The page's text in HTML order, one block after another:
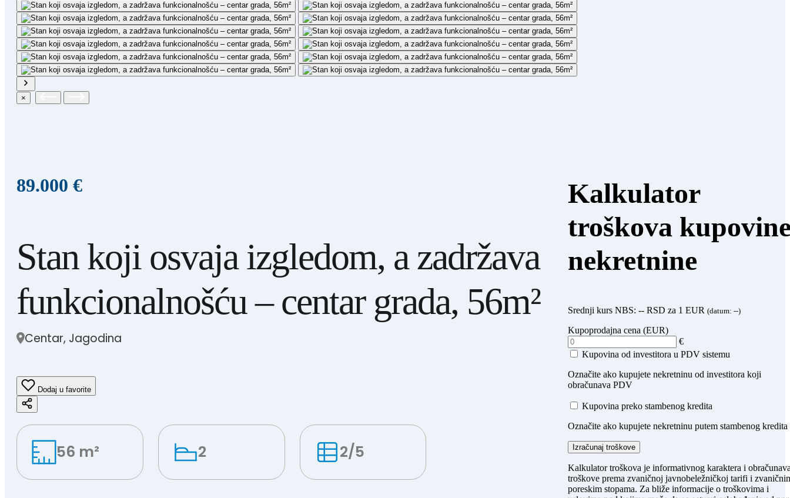
×
89.000 €
Stan koji osvaja izgledom, a zadržava
funkcionalnošću – centar grada, 56m²
Centar, Jagodina
Dodaj u favorite
56 m² 2 2/5
Kalkulator
troškova
nekretnine
Srednji kurs NBS: -- RSD za 1 EUR (datum: --)
Kupoprodajna cena (EUR)
€
Kupovina od investitora u PDV sistemu
Označite ako kupujete nekretninu od investitora koji
obračunava PDV
Kupovina preko stambenog kredita
Označite ako kupujete nekretninu putem stambenog kredita
Izračunaj troškove
Kalkulator troškova je informativnog karaktera i
troškove prema zvaničnoj javnobeležničkoj tarifi i
poreskim stopama. Za bliže informacije o troškovima i